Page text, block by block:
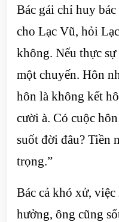
Bác gái chỉ huy
cho Lạc Vũ, hỏi
không. Nếu thực
một chuyến. Hôn
hôn là không kết
cười à. Có cuộc
suốt đời đâu? Tiền
trọng.”
Bác cả khó xử,
hưởng, ông cũng